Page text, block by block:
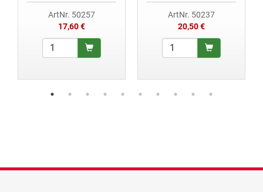
ArtNr. 50257
17,60 €
ArtNr. 50237
20,50 €